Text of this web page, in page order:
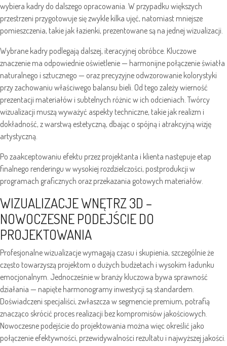
wybiera kadry do dalszego opracowania. W przypadku większych
przestrzeni przygotowuje się zwykle kilka ujęć, natomiast mniejsze
pomieszczenia, takie jak łazienki, prezentowane są na jednej wizualizacji.
Wybrane kadry podlegają dalszej, iteracyjnej obróbce. Kluczowe
znaczenie ma odpowiednie oświetlenie — harmonijne połączenie światła
naturalnego i sztucznego — oraz precyzyjne odwzorowanie kolorystyki
przy zachowaniu właściwego balansu bieli. Od tego zależy wierność
prezentacji materiałów i subtelnych różnic w ich odcieniach. Twórcy
wizualizacji muszą wyważyć aspekty techniczne, takie jak realizm i
dokładność, z warstwą estetyczną, dbając o spójną i atrakcyjną wizję
artystyczną.
Po zaakceptowaniu efektu przez projektanta i klienta następuje etap
finalnego renderingu w wysokiej rozdzielczości, postprodukcji w
programach graficznych oraz przekazania gotowych materiałów.
WIZUALIZACJE WNĘTRZ 3D –
NOWOCZESNE PODEJŚCIE DO
PROJEKTOWANIA
Profesjonalne wizualizacje wymagają czasu i skupienia, szczególnie że
często towarzyszą projektom o dużych budżetach i wysokim ładunku
emocjonalnym. Jednocześnie w branży kluczowa bywa sprawność
działania — napięte harmonogramy inwestycji są standardem.
Doświadczeni specjaliści, zwłaszcza w segmencie premium, potrafią
znacząco skrócić proces realizacji bez kompromisów jakościowych.
Nowoczesne podejście do projektowania można więc określić jako
połączenie efektywności, przewidywalności rezultatu i najwyższej jakości.